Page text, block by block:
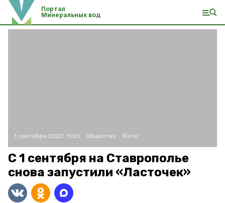
Портал
Минеральных вод
1 сентября 2020, 11:26 Общество Фото:
С 1 сентября на Ставрополье
снова запустили «Ласточек»